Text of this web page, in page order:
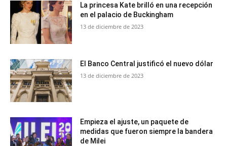
La princesa Kate brilló en una recepción
en el palacio de Buckingham
13 de diciembre de 2023
El Banco Central justificó el nuevo dólar
13 de diciembre de 2023
Empieza el ajuste, un paquete de
medidas que fueron siempre la bandera
de Milei